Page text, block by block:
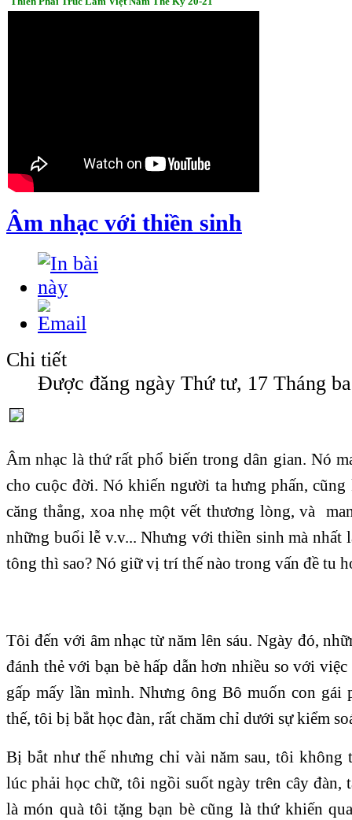
Âm nhạc với thiền sinh
Chi tiết
Được đăng ngày Thứ tư, 17 Tháng
Âm nhạc là thứ rất phổ biến trong dân gian. Nó
cho cuộc đời. Nó khiến người ta hưng phấn,
căng thẳng, xoa nhẹ một vết thương lòng, và
những buổi lễ v.v... Nhưng với thiền sinh mà nhất
tông thì sao? Nó giữ vị trí thế nào trong vấn đề tu
Tôi đến với âm nhạc từ năm lên sáu. Ngày đó,
đánh thẻ với bạn bè hấp dẫn hơn nhiều so với
gấp mấy lần mình. Nhưng ông Bô muốn con gái
thế, tôi bị bắt học đàn, rất chăm chỉ dưới sự kiểm
Bị bắt như thế nhưng chỉ vài năm sau, tôi không
lúc phải học chữ, tôi ngồi suốt ngày trên cây đàn,
là món quà tôi tặng bạn bè cũng là thứ khiến